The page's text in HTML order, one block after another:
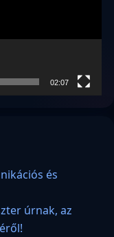
02:07
és
úrnak, az